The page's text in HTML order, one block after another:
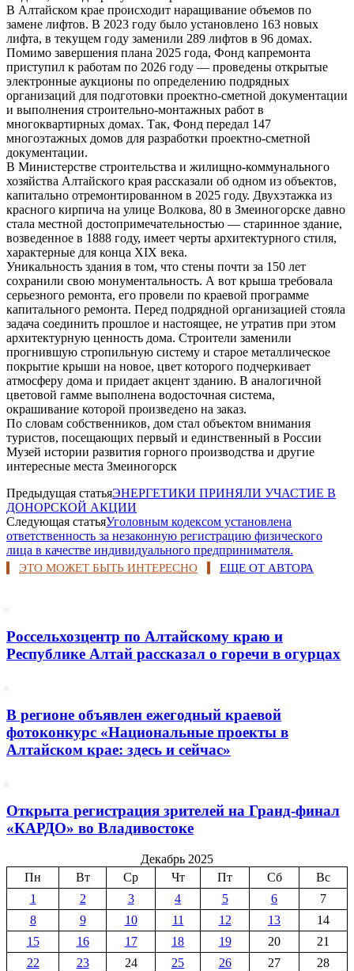
В Алтайском крае происходит наращивание объемов по
замене лифтов. В 2023 году было установлено 163 новых
лифта, в текущем году заменили 289 лифтов в 96 домах.
Помимо завершения плана 2025 года, Фонд капремонта
приступил к работам по 2026 году — проведены открытые
электронные аукционы по определению подрядных
организаций для подготовки проектно-сметной документации
и выполнения строительно-монтажных работ в
многоквартирных домах. Так, Фонд передал 147
многоэтажных домов для разработки проектно-сметной
документации.
В Министерстве строительства и жилищно-коммунального
хозяйства Алтайского края рассказали об одном из объектов,
капитально отремонтированном в 2025 году. Двухэтажка из
красного кирпича на улице Волкова, 80 в Змеиногорске давно
стала местной достопримечательностью — старинное здание,
возведенное в 1888 году, имеет черты архитектурного стиля,
характерные для конца XIX века.
Уникальность здания в том, что стены почти за 150 лет
сохранили свою монументальность. А вот крыша требовала
серьезного ремонта, его провели по краевой программе
капитального ремонта. Перед подрядной организацией стояла
задача соединить прошлое и настоящее, не утратив при этом
архитектурную ценность дома. Строители заменили
прогнившую стропильную систему и старое металлическое
покрытие крыши на новое, цвет которого подчеркивает
атмосферу дома и придает акцент зданию. В аналогичной
цветовой гамме выполнена водосточная система,
окрашивание которой произведено на заказ.
По словам собственников, дом стал объектом внимания
туристов, посещающих первый и единственный в России
Музей истории развития горного производства и другие
интересные места Змеиногорск
Предыдущая статьяЭНЕРГЕТИКИ ПРИНЯЛИ УЧАСТИЕ В
ДОНОРСКОЙ АКЦИИ
Следующая статьяУголовным кодексом установлена
ответственность за незаконную регистрацию физического
лица в качестве индивидуального предпринимателя.
ЭТО МОЖЕТ БЫТЬ ИНТЕРЕСНО ЕЩЕ ОТ АВТОРА
Россельхозцентр по Алтайскому краю и
Республике Алтай рассказал о горечи в огурцах
В регионе объявлен ежегодный краевой
фотоконкурс «Национальные проекты в
Алтайском крае: здесь и сейчас»
Открыта регистрация зрителей на Гранд-финал
«КАРДО» во Владивостоке
Декабрь 2025
Пн
Вт Ср Чт Пт Сб
Вс
1
2 3 4 5 6
7
8
9 10 11 12 13
14
15
16 17 18 19 20
21
22
23 24 25 26 27
28